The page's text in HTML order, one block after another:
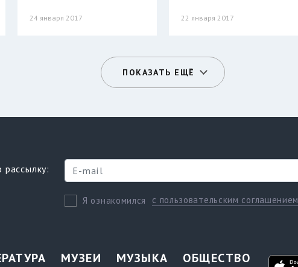
24 января 2017 22 января 2017
ПОКАЗАТЬ ЕЩЁ
Я ознакомился с пользовательским соглашением
МУЗЕИ МУЗЫКА ОБЩЕСТВО